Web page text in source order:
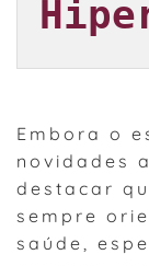
Embora o
novidades
destacar
sempre
saúde,